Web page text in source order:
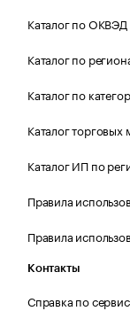
Каталог по ОКВЭД
Каталог по
Каталог по
Каталог торговых
Каталог ИП по
Правила
Правила
Контакты
Справка по